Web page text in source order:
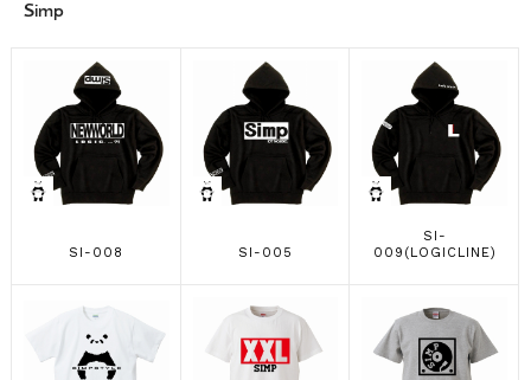
Simp
SI-008 SI-005
SI-
009(LOGICLINE)